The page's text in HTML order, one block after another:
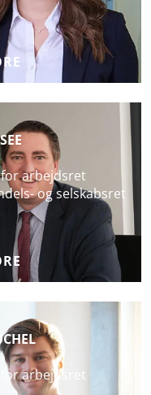
arbejdsret
og selskabsret
arbejdsret